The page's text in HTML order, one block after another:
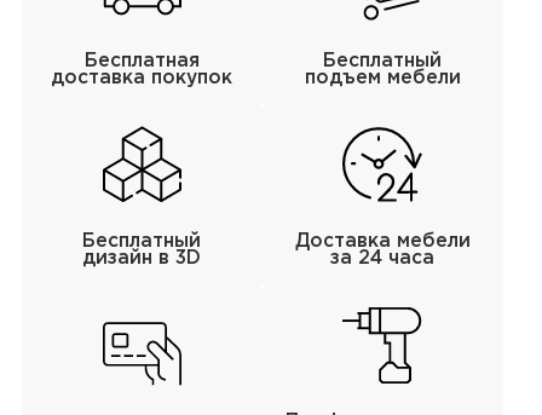
Бесплатная
доставка покупок
Бесплатный
подъем мебели
Бесплатный
дизайн в 3D
Доставка мебели
за 24 часа